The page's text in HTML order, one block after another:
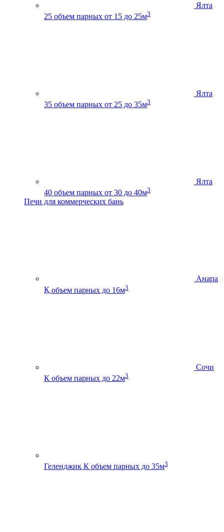
Ялта
25 объем парных от 15 до 25м3
Ялта
35 объем парных от 25 до 35м3
Ялта
40 объем парных от 30 до 40м3
Печи для коммерческих бань
Анапа
К объем парных до 16м3
Сочи
К объем парных до 22м3
Геленджик К объем парных до 35м3